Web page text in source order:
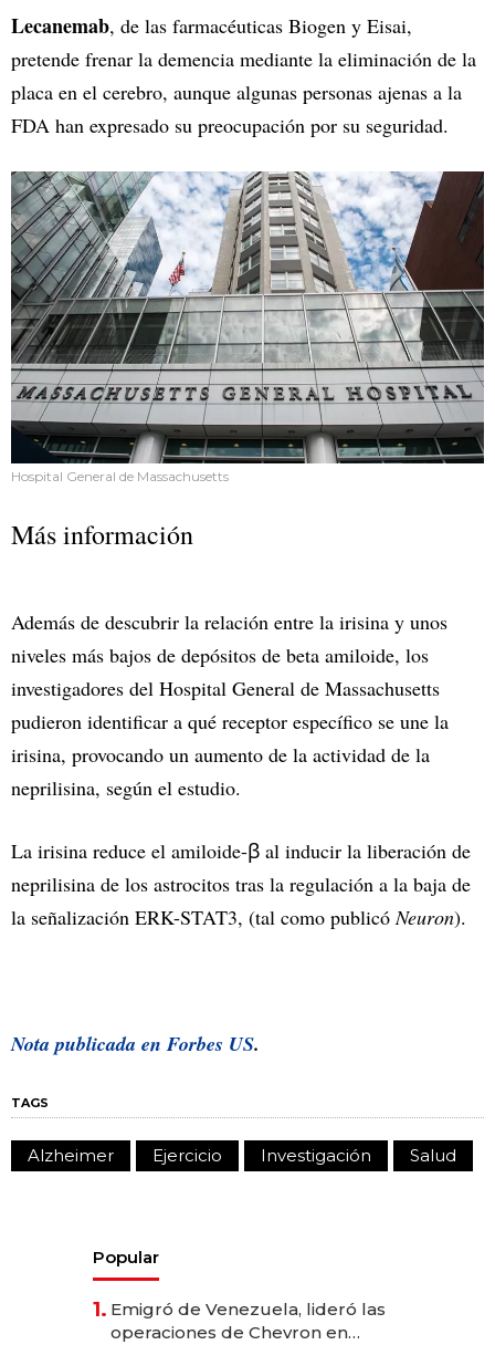
Lecanemab, de las farmacéuticas Biogen y Eisai,
pretende frenar la demencia mediante la eliminación de la
placa en el cerebro, aunque algunas personas ajenas a la
FDA han expresado su preocupación por su seguridad.
Hospital General de Massachusetts
Más información
Además de descubrir la relación entre la irisina y unos
niveles más bajos de depósitos de beta amiloide, los
investigadores del Hospital General de Massachusetts
pudieron identificar a qué receptor específico se une la
irisina, provocando un aumento de la actividad de la
neprilisina, según el estudio.
La irisina reduce el amiloide-ꞵ al inducir la liberación de
neprilisina de los astrocitos tras la regulación a la baja de
la señalización ERK-STAT3, (tal como publicóNeuron).
Nota publicada en Forbes US.
TAGS
Alzheimer Ejercicio Investigación Salud
Popular
1. Emigró de Venezuela, lideró las
operaciones de Chevron en